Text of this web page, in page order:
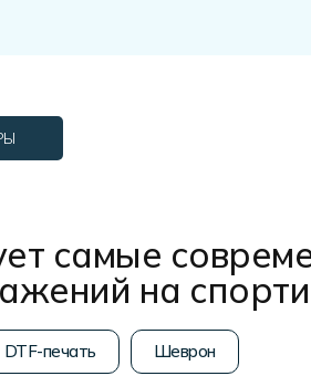
самые
на
DTF-печать Шеврон